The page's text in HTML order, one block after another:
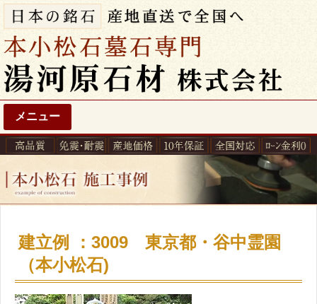
メニュー
建立例 ：3009 東京都・谷中霊園
（本小松石)